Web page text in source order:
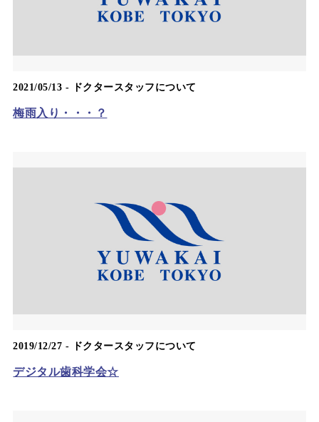
2021/05/13 - ドクタースタッフについて
梅雨入り・・・？
2019/12/27 - ドクタースタッフについて
デジタル歯科学会☆